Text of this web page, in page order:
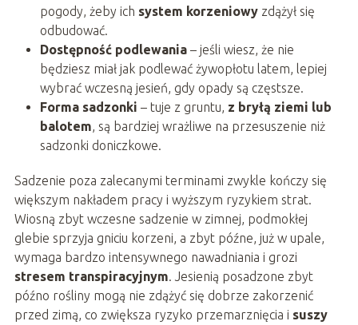
pogody, żeby ich system korzeniowyzdążył się
odbudować.
Dostępność podlewania– jeśli wiesz, że nie
będziesz miał jak podlewać żywopłotu latem, lepiej
wybrać wczesną jesień, gdy opady są częstsze.
Forma sadzonki – tuje z gruntu, z bryłą ziemi lub
balotem , są bardziej wrażliwe na przesuszenie niż
sadzonki doniczkowe.
Sadzenie poza zalecanymi terminami zwykle kończy się
większym nakładem pracy i wyższym ryzykiem strat.
Wiosną zbyt wczesne sadzenie w zimnej, podmokłej
glebie sprzyja gniciu korzeni, a zbyt późne, już w upale,
wymaga bardzo intensywnego nawadniania i grozi
stresem transpiracyjnym . Jesienią posadzone zbyt
późno rośliny mogą nie zdążyć się dobrze zakorzenić
przed zimą, co zwiększa ryzyko przemarznięcia i suszy